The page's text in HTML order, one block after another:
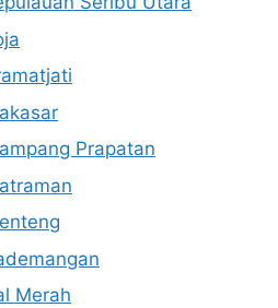
Prapatan
Merah